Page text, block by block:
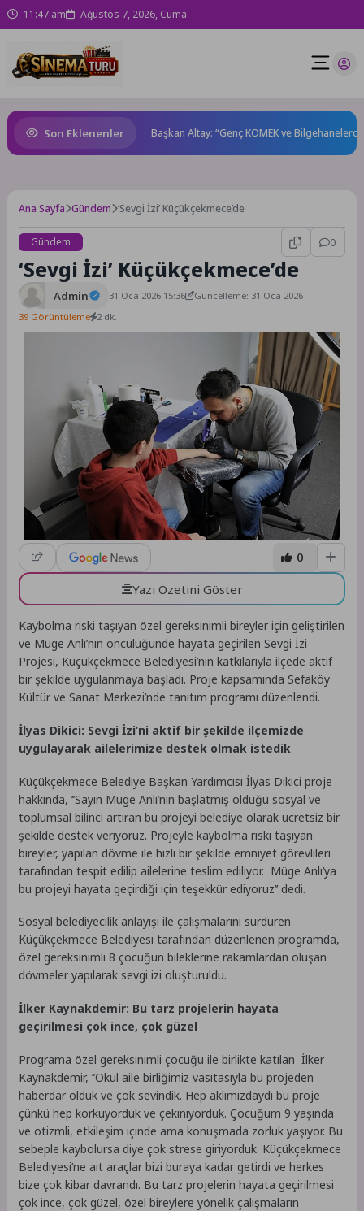
11:47 am Ağustos 7, 2026, Cuma
Son Eklenenler
Avı” ile canlanıyor Başkan Altay: “Genç KOMEK ve Bilgehanelerde
Ana Sayfa Gündem ‘Sevgi İzi’ Küçükçekmece’de
Gündem 0
‘Sevgi İzi’ Küçükçekmece’de
Admin 31 Oca 2026 15:36
Güncelleme: 31 Oca 2026
39 Görüntüleme 2 dk.
0
Yazı Özetini Göster
Kaybolma riski taşıyan özel gereksinimli bireyler için geliştirilen
ve Müge Anlı’nın öncülüğünde hayata geçirilen Sevgi İzi
Projesi, Küçükçekmece Belediyesi’nin katkılarıyla ilçede aktif
bir şekilde uygulanmaya başladı. Proje kapsamında Sefaköy
Kültür ve Sanat Merkezi’nde tanıtım programı düzenlendi.
İlyas Dikici: Sevgi İzi’ni aktif bir şekilde ilçemizde
uygulayarak ailelerimize destek olmak istedik
Küçükçekmece Belediye Başkan Yardımcısı İlyas Dikici proje
hakkında, ‘’Sayın Müge Anlı’nın başlatmış olduğu sosyal ve
toplumsal bilinci artıran bu projeyi belediye olarak ücretsiz bir
şekilde destek veriyoruz. Projeyle kaybolma riski taşıyan
bireyler, yapılan dövme ile hızlı bir şekilde emniyet görevlileri
tarafından tespit edilip ailelerine teslim ediliyor. Müge Anlı’ya
bu projeyi hayata geçirdiği için teşekkür ediyoruz’’ dedi.
Sosyal belediyecilik anlayışı ile çalışmalarını sürdüren
Küçükçekmece Belediyesi tarafından düzenlenen programda,
özel gereksinimli 8 çocuğun bileklerine rakamlardan oluşan
dövmeler yapılarak sevgi izi oluşturuldu.
İlker Kaynakdemir: Bu tarz projelerin hayata
geçirilmesi çok ince, çok güzel
Programa özel gereksinimli çocuğu ile birlikte katılan İlker
Kaynakdemir, ‘’Okul aile birliğimiz vasıtasıyla bu projeden
haberdar olduk ve çok sevindik. Hep aklımızdaydı bu proje
çünkü hep korkuyorduk ve çekiniyorduk. Çocuğum 9 yaşında
ve otizmli, etkileşim içinde ama konuşmada zorluk yaşıyor. Bu
sebeple kaybolursa diye çok strese giriyorduk. Küçükçekmece
Belediyesi’ne ait araçlar bizi buraya kadar getirdi ve herkes
bize çok kibar davrandı. Bu tarz projelerin hayata geçirilmesi
çok ince, çok güzel, özel bireylere yönelik çalışmaların